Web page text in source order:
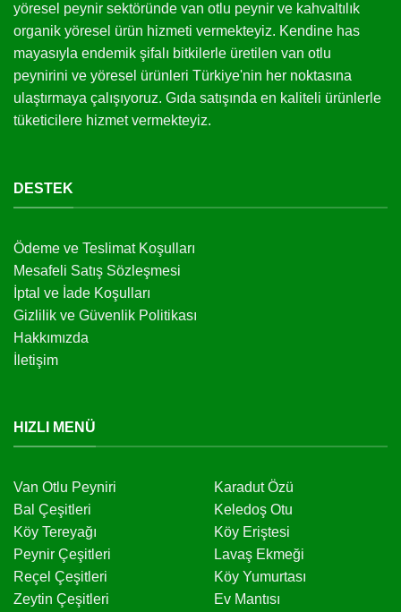
yöresel peynir sektöründe van otlu peynir ve kahvaltılık
organik yöresel ürün hizmeti vermekteyiz. Kendine has
mayasıyla endemik şifalı bitkilerle üretilen van otlu
peynirini ve yöresel ürünleri Türkiye'nin her noktasına
ulaştırmaya çalışıyoruz. Gıda satışında en kaliteli ürünlerle
tüketicilere hizmet vermekteyiz.
DESTEK
Ödeme ve Teslimat Koşulları
Mesafeli Satış Sözleşmesi
İptal ve İade Koşulları
Gizlilik ve Güvenlik Politikası
Hakkımızda
İletişim
HIZLI MENÜ
Van Otlu Peyniri
Bal Çeşitleri
Köy Tereyağı
Peynir Çeşitleri
Reçel Çeşitleri
Zeytin Çeşitleri
Karadut Özü
Keledoş Otu
Köy Eriştesi
Lavaş Ekmeği
Köy Yumurtası
Ev Mantısı